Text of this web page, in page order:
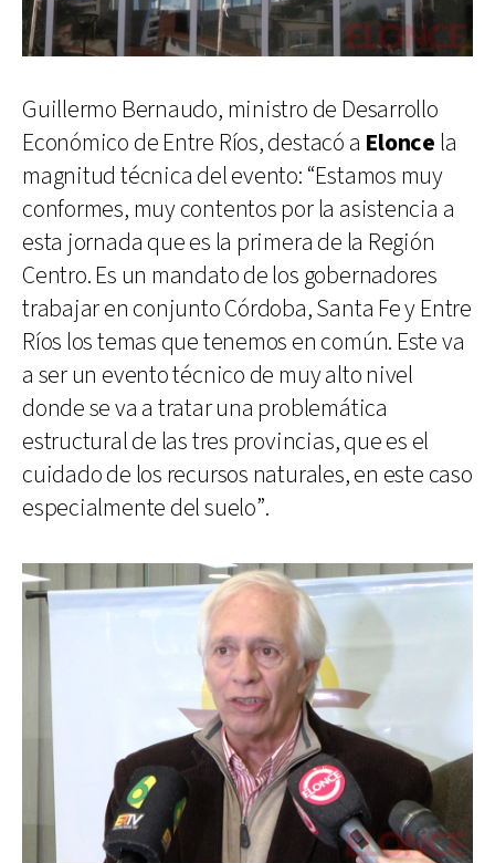
Guillermo Bernaudo, ministro de Desarrollo
Económico de Entre Ríos, destacó a Elonce la
magnitud técnica del evento: “Estamos muy
conformes, muy contentos por la asistencia a
esta jornada que es la primera de la Región
Centro. Es un mandato de los gobernadores
trabajar en conjunto Córdoba, Santa Fe y Entre
Ríos los temas que tenemos en común. Este va
a ser un evento técnico de muy alto nivel
donde se va a tratar una problemática
estructural de las tres provincias, que es el
cuidado de los recursos naturales, en este caso
especialmente del suelo”.